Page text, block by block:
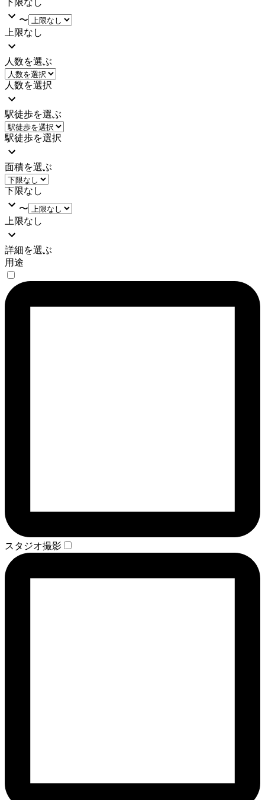
〜
上限なし
人数を選ぶ
人数を選択
駅徒歩を選ぶ
駅徒歩を選択
面積を選ぶ
下限なし
〜
上限なし
詳細を選ぶ
用途
スタジオ撮影